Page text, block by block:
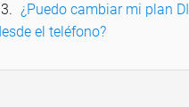
¿Puedo cambiar mi plan
el teléfono?